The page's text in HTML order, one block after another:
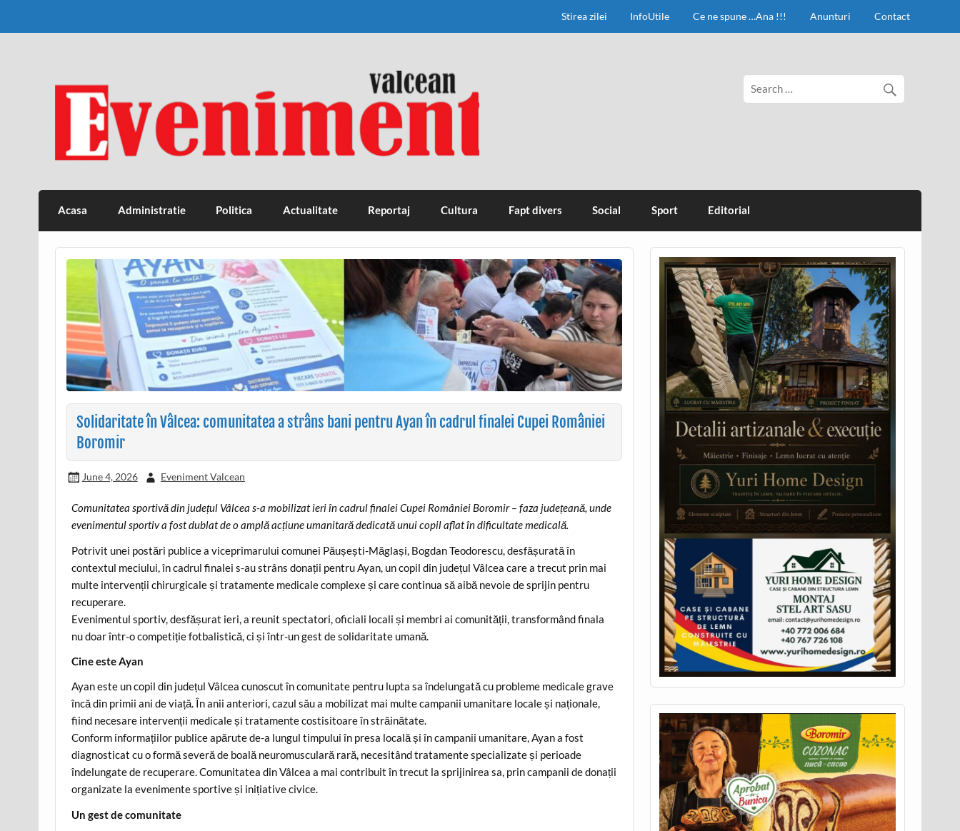
Stirea zilei InfoUtile Ce ne spune …Ana !!! Anunturi Contact
Eveniment Valcean
Acasa Administratie Politica Actualitate Reportaj Cultura Fapt divers Social Sport Editorial
Solidaritate în Vâlcea: comunitatea a strâns bani pentru Ayan în cadrul finalei Cupei României
Boromir
June 4, 2026 Eveniment Valcean
Comunitatea sportivă din județul Vâlcea s-a mobilizat ieri în cadrul finalei Cupei României Boromir – faza județeană, unde
evenimentul sportiv a fost dublat de o amplă acțiune umanitară dedicată unui copil aflat în dificultate medicală.
Potrivit unei postări publice a viceprimarului comunei Păușești-Măglași, Bogdan Teodorescu, desfășurată în
contextul meciului, în cadrul finalei s-au strâns donații pentru Ayan, un copil din județul Vâlcea care a trecut prin mai
multe intervenții chirurgicale și tratamente medicale complexe și care continua să aibă nevoie de sprijin pentru
recuperare.
Evenimentul sportiv, desfășurat ieri, a reunit spectatori, oficiali locali și membri ai comunității, transformând finala
nu doar într-o competiție fotbalistică, ci și într-un gest de solidaritate umană.
Cine este Ayan
Ayan este un copil din județul Vâlcea cunoscut în comunitate pentru lupta sa îndelungată cu probleme medicale grave
încă din primii ani de viață. În anii anteriori, cazul său a mobilizat mai multe campanii umanitare locale și naționale,
fiind necesare intervenții medicale și tratamente costisitoare în străinătate.
Conform informațiilor publice apărute de-a lungul timpului în presa locală și în campanii umanitare, Ayan a fost
diagnosticat cu o formă severă de boală neuromusculară rară, necesitând tratamente specializate și perioade
îndelungate de recuperare. Comunitatea din Vâlcea a mai contribuit în trecut la sprijinirea sa, prin campanii de donații
organizate la evenimente sportive și inițiative civice.
Un gest de comunitate